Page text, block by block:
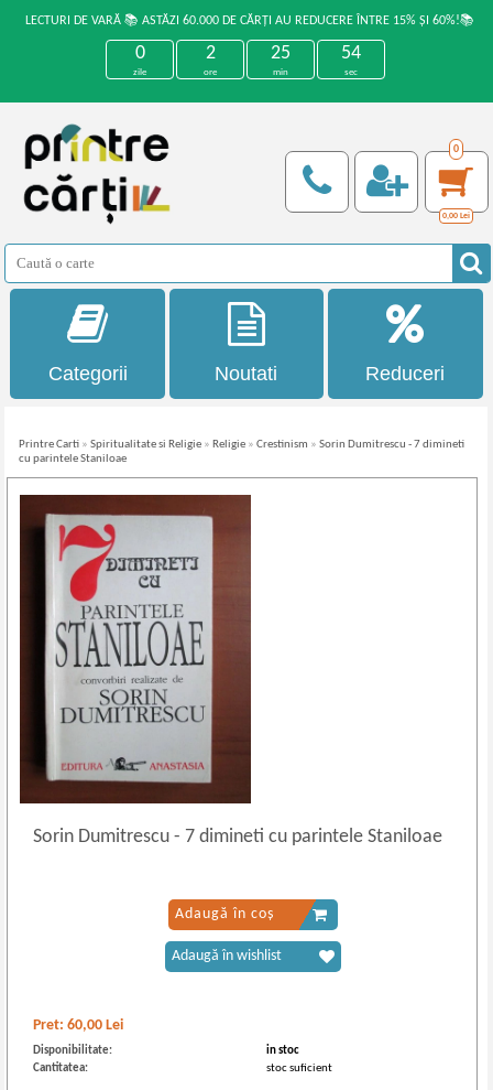
LECTURI DE VARĂ 📚 ASTĂZI 60.000 DE CĂRȚI AU REDUCERE ÎNTRE 15% ȘI 60%!📚
0
zile
2
ore
25
min
54
sec
0
0,00 Lei
Categorii Noutati Reduceri
Printre Carti »Spiritualitate si Religie » Religie »Crestinism »Sorin Dumitrescu - 7 dimineti
cu parintele Staniloae
Sorin Dumitrescu- 7 dimineti cu parintele Staniloae
Pret:60,00 Lei
Disponibilitate:
in stoc
Cantitatea:
stoc suficient
Adaugă în coș
Adaugă în wishlist